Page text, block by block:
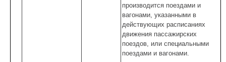
производится поездами и
вагонами, указанными в
действующих расписаниях
движения пассажирских
поездов, или специальными
поездами и вагонами.